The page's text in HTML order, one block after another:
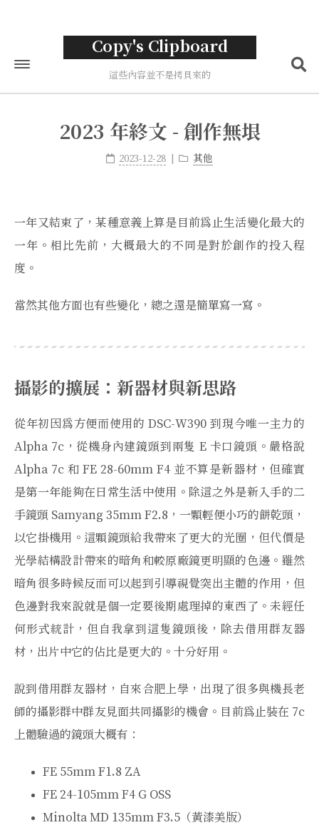
Copy's Clipboard
這些內容並不是拷貝來的
關於
2023 年終文 - 創作無垠
2023-12-28 其他
一年又結束了，某種意義上算是目前爲止生活變化最大的
一年。相比先前，大概最大的不同是對於創作的投入程
度。
當然其他方面也有些變化，總之還是簡單寫一寫。
攝影的擴展：新器材與新思路
從年初因爲方便而使用的 DSC-W390 到現今唯一主力的
Alpha 7c，從機身內建鏡頭到兩隻 E 卡口鏡頭。嚴格說
Alpha 7c 和 FE 28-60mm F4 並不算是新器材，但確實
是第一年能夠在日常生活中使用。除這之外是新入手的二
手鏡頭 Samyang 35mm F2.8，一顆輕便小巧的餅乾頭，
以它掛機用。這顆鏡頭給我帶來了更大的光圈，但代價是
光學結構設計帶來的暗角和較原廠鏡更明顯的色邊。雖然
暗角很多時候反而可以起到引導視覺突出主體的作用，但
色邊對我來說就是個一定要後期處理掉的東西了。未經任
何形式統計，但自我拿到這隻鏡頭後，除去借用群友器
材，出片中它的佔比是更大的。十分好用。
說到借用群友器材，自來合肥上學，出現了很多與機長老
師的攝影群中群友見面共同攝影的機會。目前爲止裝在 7c
上體驗過的鏡頭大概有：
FE 55mm F1.8 ZA
FE 24-105mm F4 G OSS
Minolta MD 135mm F3.5（黃漆美版）